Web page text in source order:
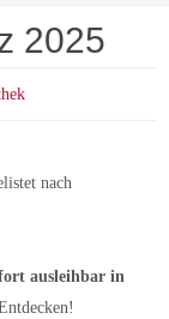
2025
nach
ausleihbar in